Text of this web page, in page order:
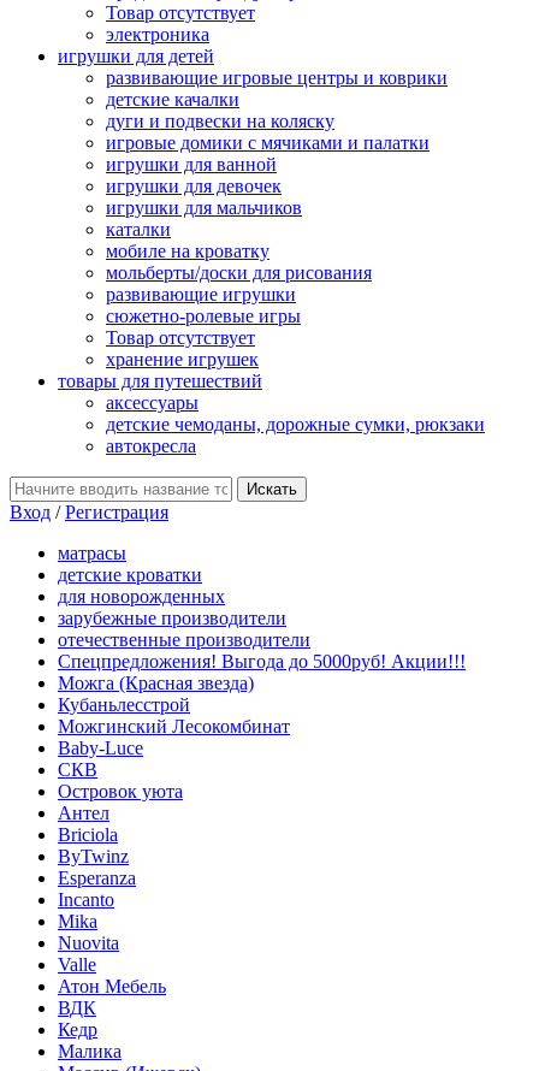
Товар отсутствует
электроника
игрушки для детей
развивающие игровые центры и коврики
детские качалки
дуги и подвески на коляску
игровые домики с мячиками и палатки
игрушки для ванной
игрушки для девочек
игрушки для мальчиков
каталки
мобиле на кроватку
мольберты/доски для рисования
развивающие игрушки
сюжетно-ролевые игры
Товар отсутствует
хранение игрушек
товары для путешествий
аксессуары
детские чемоданы, дорожные сумки, рюкзаки
автокресла
Вход /Регистрация
матрасы
детские кроватки
для новорожденных
зарубежные производители
отечественные производители
Спецпредложения! Выгода до 5000руб! Акции!!!
Можга (Красная звезда)
Кубаньлесстрой
Можгинский Лесокомбинат
Baby-Luce
СКВ
Островок уюта
Антел
Briciola
ByTwinz
Esperanza
Incanto
Mika
Nuovita
Valle
Атон Мебель
ВДК
Кедр
Малика